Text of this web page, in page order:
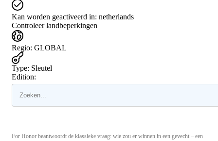
Kan worden geactiveerd in: netherlands
Controleer landbeperkingen
Regio: GLOBAL
Type: Sleutel
Edition:
For Honor beantwoordt de klassieke vraag: wie zou er winnen in een gevecht – een